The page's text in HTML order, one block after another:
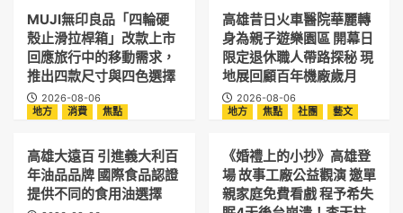
MUJI無印良品「四輪硬
殼止滑拉桿箱」改款上市
回應旅行中的移動需求，
推出四款尺寸與四色選擇
2026-08-06
高雄昔日火車醫院華麗轉
身為親子遊樂園區 開幕日
限定退休職人帶路探秘 現
地展回顧百年機廠歲月
2026-08-06
地方
消費 焦點
高雄大遠百 引進義大利百
年油品品牌 國際食品認證
提供不同的食用油選擇
地方 焦點 社團 藝文
《婚禮上的小抄》高雄登
場 故事工廠公益觀演 邀單
親家庭免費看戲 程予希失